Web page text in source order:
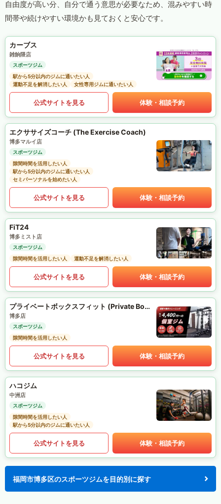
自由度が高い分、自分で通う意思が必要なため、混みやすい時
間帯や続けやすい環境かも見ておくと安心です。
カーブス
雑餉隈店
スポーツジム
駅から5分以内のジムに通いたい人
運動不足を解消したい人
女性専用ジムに通いたい人
公式サイトを見る 体験・相談予約
エクササイズコーチ (The Exercise Coach)
博多マルイ店
スポーツジム
隙間時間を活用したい人
駅から5分以内のジムに通いたい人
セミパーソナルを始めたい人
公式サイトを見る 体験・相談予約
FiT24
博多ミスト店
スポーツジム
隙間時間を活用したい人
運動不足を解消したい人
公式サイトを見る 体験・相談予約
プライベートボックスフィット (Private Box Fit)
博多店
スポーツジム
隙間時間を活用したい人
公式サイトを見る 体験・相談予約
ハコジム
中洲店
スポーツジム
隙間時間を活用したい人
駅から5分以内のジムに通いたい人
公式サイトを見る 体験・相談予約
福岡市博多区のスポーツジムを目的別に探す